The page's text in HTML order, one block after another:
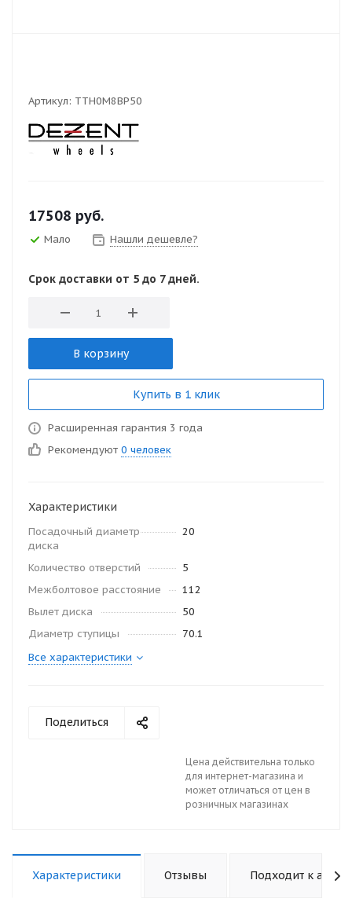
Артикул: TTH0M8BP50
17508 руб.
Мало Нашли дешевле?
Срок доставки от 5 до 7 дней.
В корзину
Купить в 1 клик
Расширенная гарантия 3 года
Рекомендуют 0 человек
Характеристики
Посадочный диаметр
диска
20
Количество отверстий
5
Межболтовое расстояние
112
Вылет диска
50
Диаметр ступицы
70.1
Все характеристики
Поделиться
Цена действительна только
для интернет-магазина и
может отличаться от цен в
розничных магазинах
Характеристики Отзывы Подходит к авто